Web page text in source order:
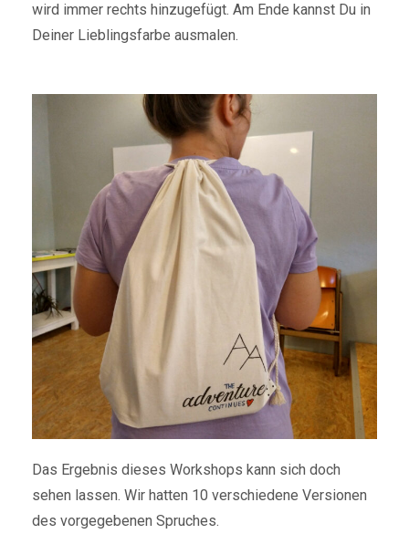
wird immer rechts hinzugefügt. Am Ende kannst Du in
Deiner Lieblingsfarbe ausmalen.
Das Ergebnis dieses Workshops kann sich doch
sehen lassen. Wir hatten 10 verschiedene Versionen
des vorgegebenen Spruches.